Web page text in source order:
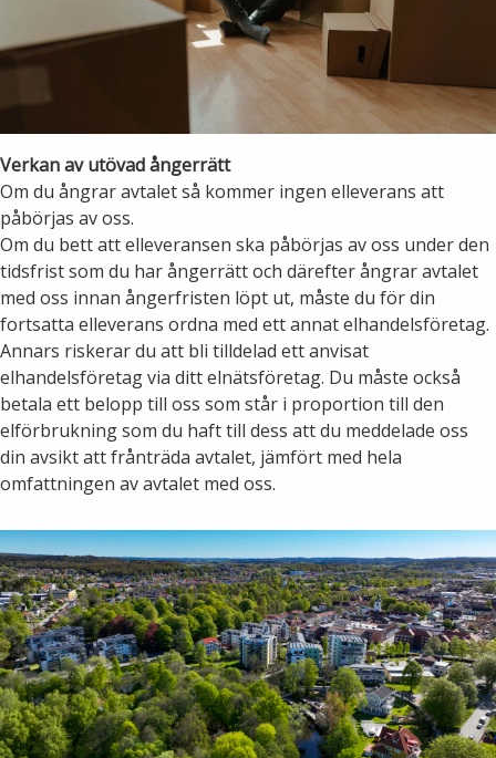
Integritetsinformation
Tillgänglighetsredogörelse
Verkan av utövad ångerrätt
Om du ångrar avtalet så kommer ingen elleverans att
påbörjas av oss.
Om du bett att elleveransen ska påbörjas av oss under den
tidsfrist som du har ångerrätt och därefter ångrar avtalet
med oss innan ångerfristen löpt ut, måste du för din
fortsatta elleverans ordna med ett annat elhandelsföretag.
Annars riskerar du att bli tilldelad ett anvisat
elhandelsföretag via ditt elnätsföretag. Du måste också
betala ett belopp till oss som står i proportion till den
elförbrukning som du haft till dess att du meddelade oss
din avsikt att frånträda avtalet, jämfört med hela
omfattningen av avtalet med oss.